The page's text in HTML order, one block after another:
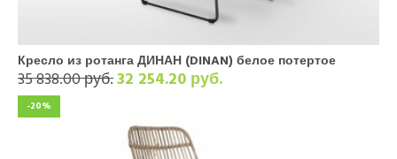
Кресло из ротанга ДИНАН (DINAN) белое потертое
35 838.00 руб.32 254.20 руб.
-20%